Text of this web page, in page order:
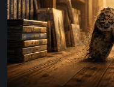
formato
fisico
videogiochi